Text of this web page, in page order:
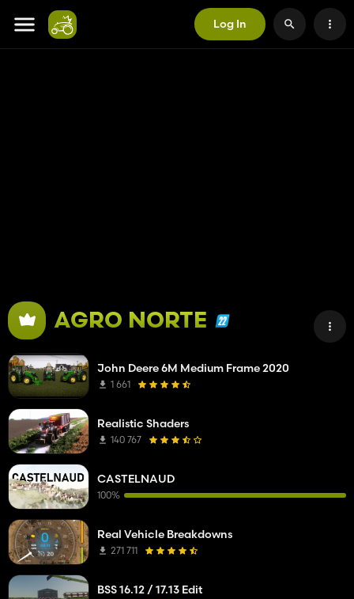
Log In
AGRO NORTE
John Deere 6M Medium Frame 2020
1 661
Realistic Shaders
140 767
CASTELNAUD
100%
Real Vehicle Breakdowns
271 711
BSS 16.12 / 17.13 Edit